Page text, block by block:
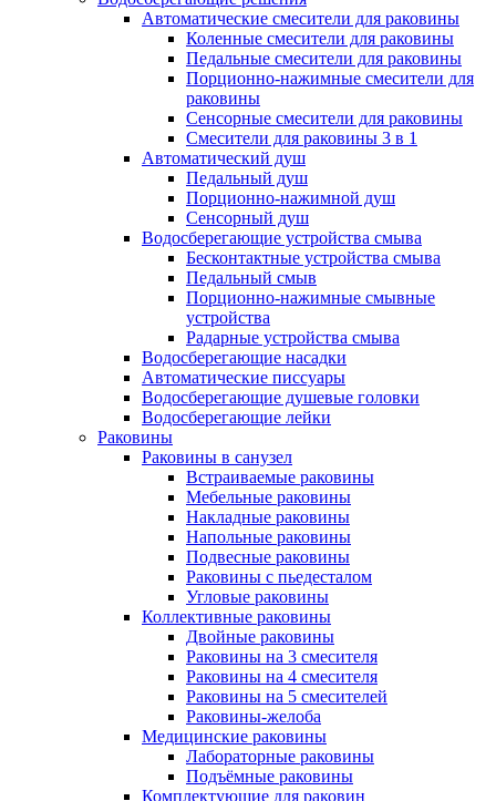
Автоматические смесители для раковины
Коленные смесители для раковины
Педальные смесители для раковины
Порционно-нажимные смесители для
раковины
Сенсорные смесители для раковины
Смесители для раковины 3 в 1
Автоматический душ
Педальный душ
Порционно-нажимной душ
Сенсорный душ
Водосберегающие устройства смыва
Бесконтактные устройства смыва
Педальный смыв
Порционно-нажимные смывные
устройства
Радарные устройства смыва
Водосберегающие насадки
Автоматические писсуары
Водосберегающие душевые головки
Водосберегающие лейки
Раковины
Раковины в санузел
Встраиваемые раковины
Мебельные раковины
Накладные раковины
Напольные раковины
Подвесные раковины
Раковины с пьедесталом
Угловые раковины
Коллективные раковины
Двойные раковины
Раковины на 3 смесителя
Раковины на 4 смесителя
Раковины на 5 смесителей
Раковины-желоба
Медицинские раковины
Лабораторные раковины
Подъёмные раковины
Комплектующие для раковин